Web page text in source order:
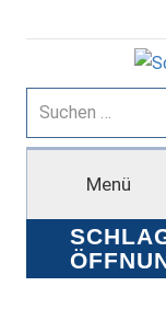
Inhalt
Suchen
nach:
Menü